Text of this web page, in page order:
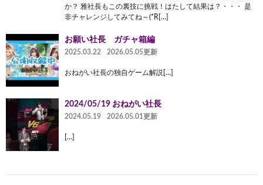
か？ 雅社長もこの裏技に挑戦！はたして結果は？・・・ 是
非チャレンジしてみてね～(*R[…]
お願い社長 ガチャ箱編
2025.03.22 2026.05.05更新
おねがい社長の独自ゲーム解説[…]
2024/05/19 おねがい社長
2024.05.19 2026.05.01更新
[…]